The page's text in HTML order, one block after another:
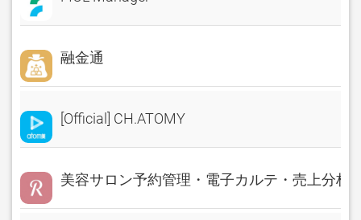
融金通
[Official] CH.ATOMY
美容サロン予約管理・電子カルテ・売上分析